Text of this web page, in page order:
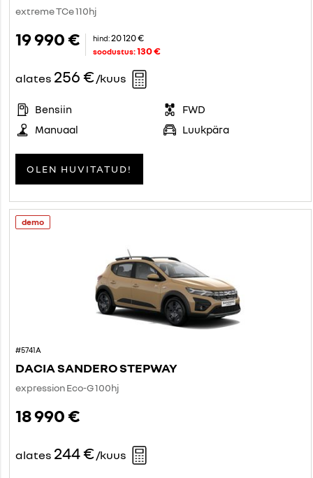
extreme TCe 110hj
19 990 € hind: 20 120 €
soodustus:130 €
alates 256 €/kuus
Bensiin
FWD
Manuaal
Luukpära
OLEN HUVITATUD!
demo
#5741A
DACIA SANDERO STEPWAY
expression Eco-G 100hj
18 990 €
alates 244 €/kuus